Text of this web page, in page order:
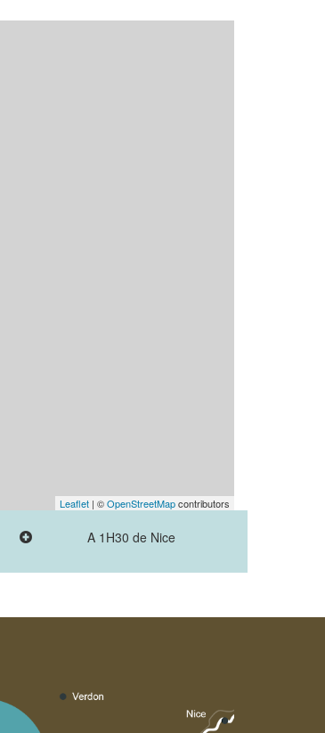
Leaflet | ©OpenStreetMapcontributors
A 1H30 de Nice